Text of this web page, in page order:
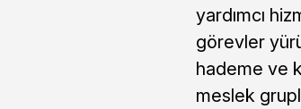
yardımcı
görevler
hademe ve
meslek